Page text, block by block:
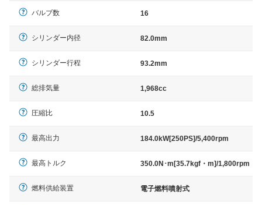
バルブ数 16
シリンダー内径 82.0mm
シリンダー行程 93.2mm
総排気量 1,968cc
圧縮比 10.5
最高出力 184.0kW[250PS]/5,400rpm
最高トルク 350.0N･m[35.7kgf・m]/1,800rpm
燃料供給装置 電子燃料噴射式